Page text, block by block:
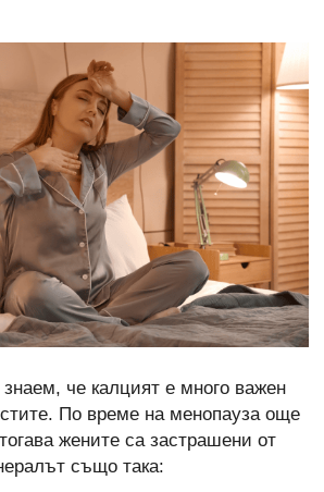
че калцият е много важен
По време на менопауза още
жените са застрашени от
също така: